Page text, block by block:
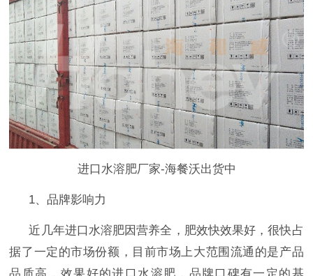
进口水溶肥厂家-海餐沃出货中
1、品牌影响力
近几年进口水溶肥因营养全，肥效快效果好，很快占
据了一定的市场份额，目前市场上大范围流通的是产品
品质高，效果好的进口水溶肥，品牌口碑有一定的基